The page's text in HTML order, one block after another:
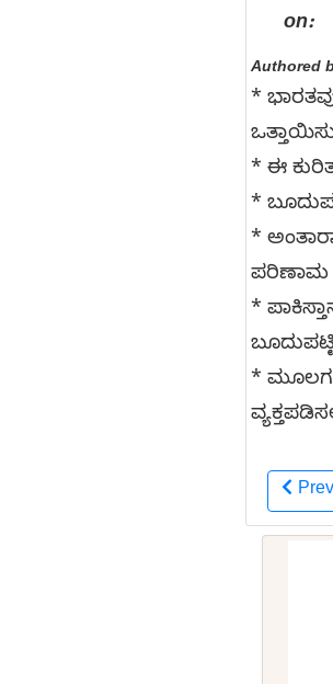
on:
Authored
*
* ಈ
*
*
ಪರಿಣಾಮ
*
* ಮೂಲಗಳ